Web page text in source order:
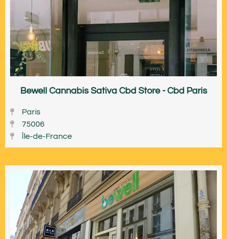
Bewell Cannabis Sativa Cbd Store - Cbd Paris
Paris
75006
Île-de-France